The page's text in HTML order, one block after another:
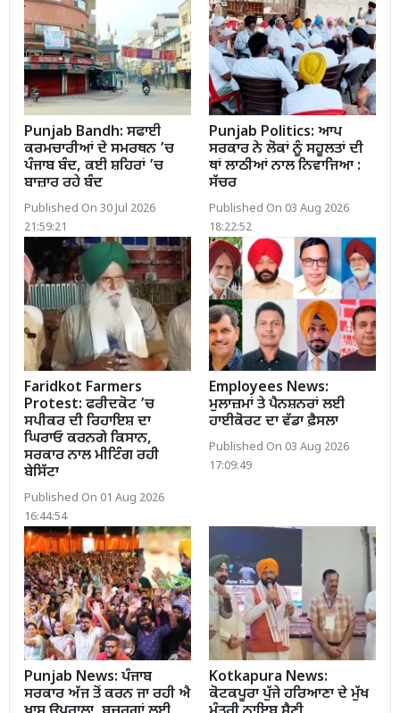
Punjab Bandh: ਸਫਾਈ
ਕਰਮਚਾਰੀਆਂ ਦੇ ਸਮਰਥਨ ’ਚ
ਪੰਜਾਬ ਬੰਦ, ਕਈ ਸ਼ਹਿਰਾਂ ’ਚ
ਬਾਜ਼ਾਰ ਰਹੇ ਬੰਦ
Published On 30 Jul 2026
21:59:21
Punjab Politics: ਆਪ
ਸਰਕਾਰ ਨੇ ਲੋਕਾਂ ਨੂੰ ਸਹੂਲਤਾਂ ਦੀ
ਥਾਂ ਲਾਠੀਆਂ ਨਾਲ ਨਿਵਾਜਿਆ :
ਸੱਚਰ
Published On 03 Aug 2026
18:22:52
Faridkot Farmers
Protest: ਫਰੀਦਕੋਟ ’ਚ
ਸਪੀਕਰ ਦੀ ਰਿਹਾਇਸ਼ ਦਾ
ਘਿਰਾਓ ਕਰਨਗੇ ਕਿਸਾਨ,
ਸਰਕਾਰ ਨਾਲ ਮੀਟਿੰਗ ਰਹੀ
ਬੇਸਿੱਟਾ
Published On 01 Aug 2026
16:44:54
Employees News:
ਮੁਲਾਜ਼ਮਾਂ ਤੇ ਪੈਨਸ਼ਨਰਾਂ ਲਈ
ਹਾਈਕੋਰਟ ਦਾ ਵੱਡਾ ਫ਼ੈਸਲਾ
Published On 03 Aug 2026
17:09:49
Punjab News: ਪੰਜਾਬ
ਸਰਕਾਰ ਅੱਜ ਤੋਂ ਕਰਨ ਜਾ ਰਹੀ ਐ
Kotkapura News:
ਕੋਟਕਪੂਰਾ ਪੁੱਜੇ ਹਰਿਆਣਾ ਦੇ ਮੁੱਖ